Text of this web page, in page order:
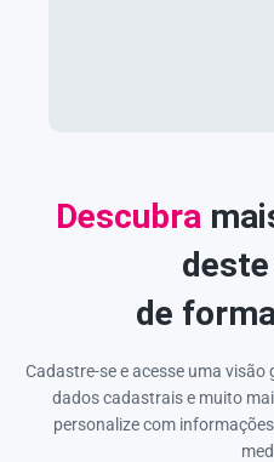
Descubra
deste
de
Cadastre-se e acesse uma
dados cadastrais e muito
personalize com